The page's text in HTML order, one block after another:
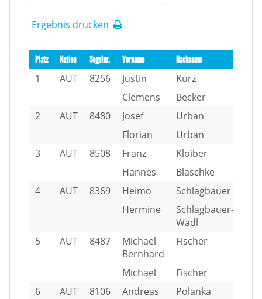
Ergebnis drucken
Platz Nation Segelnr. Vorname Nachname
1 AUT 8256 Justin Kurz
Clemens
Becker
2
AUT 8480 Josef Urban
Florian
Urban
3
AUT 8508 Franz Kloiber
Hannes
Blaschke
4
AUT 8369 Heimo Schlagbauer
Hermine
Schlagbauer-
Wadl
5 AUT 8487
Michael
Bernhard
Fischer
Michael Fischer
6
AUT 8106 Andreas Polanka